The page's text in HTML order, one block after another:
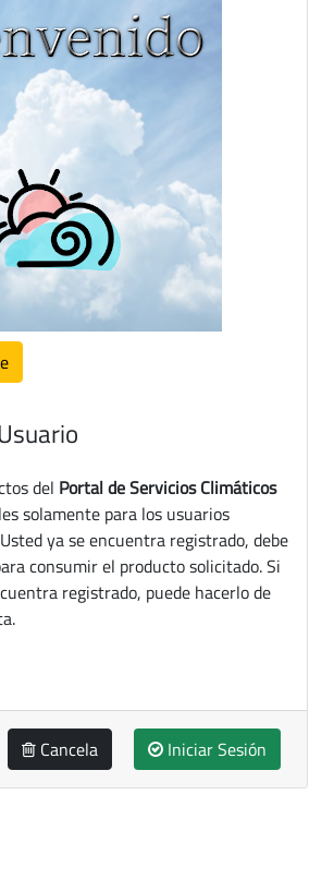
del Portal de Servicios Climáticos
solamente para los usuarios
ya se encuentra registrado, debe
consumir el producto solicitado. Si
registrado, puede hacerlo de
Cancela Iniciar Sesión